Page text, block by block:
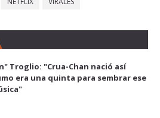
Troglio: "Crua-Chan nació así
era una quinta para sembrar ese